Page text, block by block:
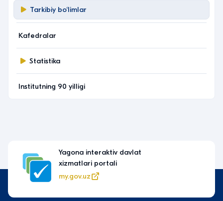
Tarkibiy bo‘limlar
Kafedralar
Statistika
Institutning 90 yilligi
Yagona interaktiv davlat
xizmatlari portali
my.gov.uz